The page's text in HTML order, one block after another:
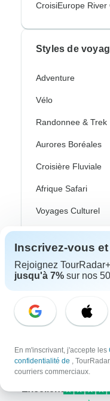
CroisiEurope River
Styles de
Adventure
Vélo
Randonnee & Trek
Aurores Boréales
Croisière Fluviale
Afrique Safari
Voyages Culturel
Autocar / Bus
Plage
Voyages Privés
Inscrivez-vous
Rejoignez
jusqu'à 7% sur nos
En m'inscrivant, j'accepte les
confidentialité de ,
courriers commerciaux.